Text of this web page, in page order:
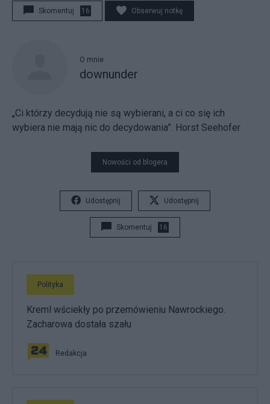
Skomentuj 16 Obserwuj notkę
O mnie
downunder
„Ci którzy decydują nie są wybierani, a ci co się ich
wybiera nie mają nic do decydowania”. Horst Seehofer
Nowości od blogera
Udostępnij Udostępnij
Skomentuj 16
Polityka
Kreml wściekły po przemówieniu Nawrockiego.
Zacharowa dostała szału
Redakcja